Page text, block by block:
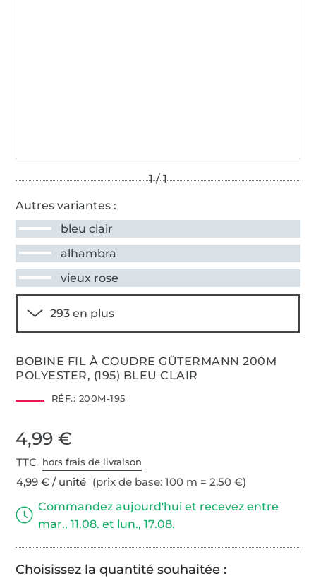
Autres variantes :
bleu clair
alhambra
vieux rose
BOBINE FIL À COUDRE GÜTERMANN 200M
POLYESTER, (195) BLEU CLAIR
RÉF.: 200M-195
4,99 €
TTC hors frais de livraison
4,99 € / unité (prix de base: 100 m = 2,50 €)
Commandez aujourd'hui et recevez entre
mar., 11.08. et lun., 17.08.
Choisissez la quantité souhaitée :